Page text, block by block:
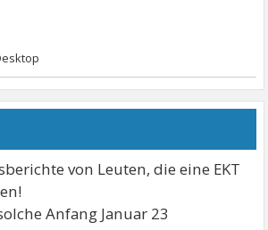
von Leuten, die eine EKT
Anfang Januar 23